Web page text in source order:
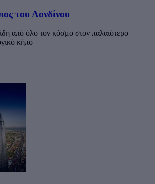
του Λονδίνου
από όλο τον κόσμο στον παλαιότερο
κήπο